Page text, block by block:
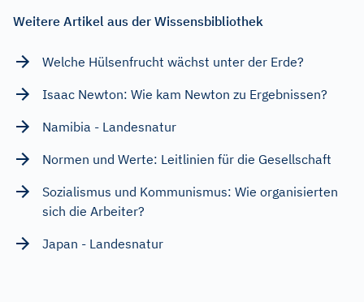
Weitere Artikel aus der Wissensbibliothek
Welche Hülsenfrucht wächst unter der Erde?
Isaac Newton: Wie kam Newton zu Ergebnissen?
Namibia - Landesnatur
Normen und Werte: Leitlinien für die Gesellschaft
Sozialismus und Kommunismus: Wie organisierten
sich die Arbeiter?
Japan - Landesnatur